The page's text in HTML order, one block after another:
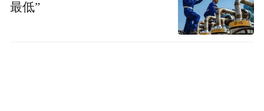
最低”